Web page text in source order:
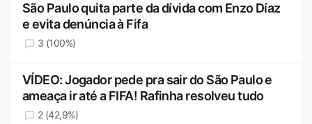
São Paulo quita parte da dívida com Enzo Díaz
e evita denúncia à Fifa
3 (100%)
VÍDEO: Jogador pede pra sair do São Paulo e
ameaça ir até a FIFA! Rafinha resolveu tudo
2 (42,9%)